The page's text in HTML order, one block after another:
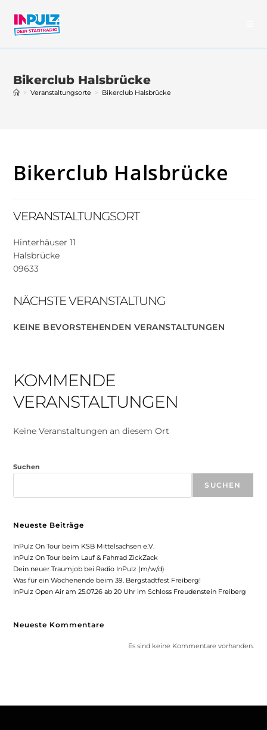
Inhalt
springen
Bikerclub Halsbrücke
> Veranstaltungsorte > Bikerclub Halsbrücke
Bikerclub Halsbrücke
VERANSTALTUNGSORT
Hinterhäuser 11
Halsbrücke
09633
NÄCHSTE VERANSTALTUNG
KEINE BEVORSTEHENDEN VERANSTALTUNGEN
KOMMENDE
VERANSTALTUNGEN
Keine Veranstaltungen an diesem Ort
Suchen
SUCHEN
Neueste Beiträge
InPulz On Tour beim KSB Mittelsachsen e.V.
InPulz On Tour beim Lauf & Fahrrad ZickZack
Dein neuer Traumjob bei Radio InPulz (m/w/d)
Was für ein Wochenende beim 39. Bergstadtfest Freiberg!
InPulz Open Air am 25.07.26 ab 20 Uhr im Schloss Freudenstein Freiberg
Neueste Kommentare
Es sind keine Kommentare vorhanden.